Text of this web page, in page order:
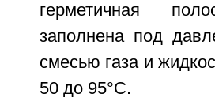
герметичная
заполнена под
смесью газа и
50 до 95°C.